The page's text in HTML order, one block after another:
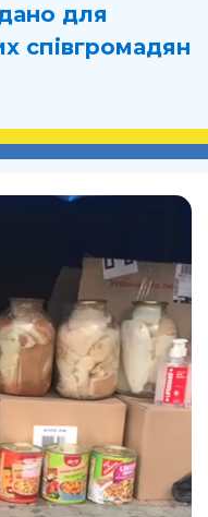
для
співгромадян